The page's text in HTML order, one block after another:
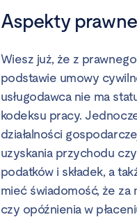
Aspekty
Wiesz już, że z
podstawie umowy
usługodawca nie ma
kodeksu pracy.
działalności
uzyskania przychodu
podatków i składek, a
mieć świadomość, że za
czy opóźnienia w